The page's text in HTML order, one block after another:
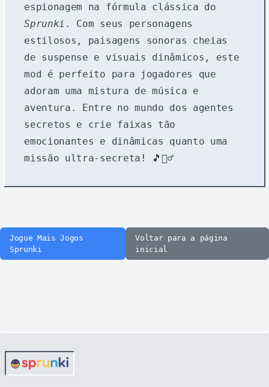
espionagem na fórmula clássica do
Sprunki . Com seus personagens
estilosos, paisagens sonoras cheias
de suspense e visuais dinâmicos, este
mod é perfeito para jogadores que
adoram uma mistura de música e
aventura. Entre no mundo dos agentes
secretos e crie faixas tão
emocionantes e dinâmicas quanto uma
missão ultra-secreta! 🎵🕵️‍♂️
Jogue Mais Jogos
Sprunki
Voltar para a página
inicial